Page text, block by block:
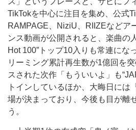
TikTokを中心に注目を集め、公式
RAMPAGE、NiziU、RIIZEなどア
ンス動画が公開されると、楽曲の
Hot 100”トップ10入りも常連にな
リーミング累計再生数が1億回を
スされた次作「もういいよ」も
トインしているほか、大晦日には
場が決まっており、今後も目が離
う。